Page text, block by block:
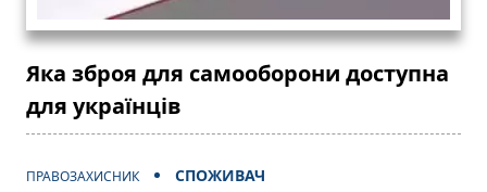
Яка зброя для самооборони доступна
для українців
ПРАВОЗАХИСНИК СПОЖИВАЧ